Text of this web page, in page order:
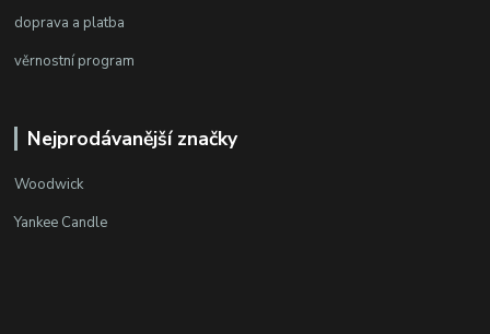
doprava a platba
věrnostní program
Nejprodávanější značky
Woodwick
Yankee Candle